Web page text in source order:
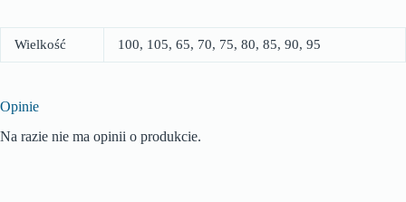
Wielkość 100, 105, 65, 70, 75, 80, 85, 90, 95
Opinie
Na razie nie ma opinii o produkcie.